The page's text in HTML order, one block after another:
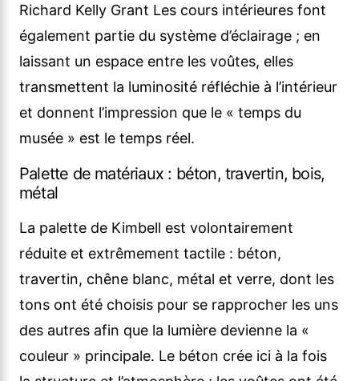
Richard Kelly Grant Les cours intérieures font
également partie du système d’éclairage ; en
laissant un espace entre les voûtes, elles
transmettent la luminosité réfléchie à l’intérieur
et donnent l’impression que le « temps du
musée » est le temps réel.
Palette de matériaux : béton, travertin, bois,
métal
La palette de Kimbell est volontairement
réduite et extrêmement tactile : béton,
travertin, chêne blanc, métal et verre, dont les
tons ont été choisis pour se rapprocher les uns
des autres afin que la lumière devienne la «
couleur » principale. Le béton crée ici à la fois